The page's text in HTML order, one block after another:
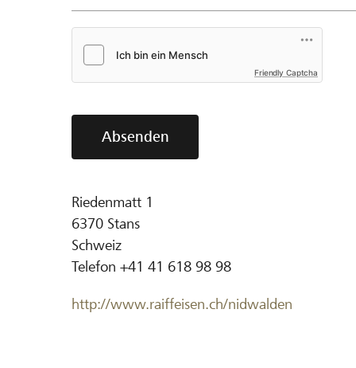
Friendly Captcha
Absenden
Riedenmatt 1
6370 Stans
Schweiz
Telefon +41 41 618 98 98
http://www.raiffeisen.ch/nidwalden